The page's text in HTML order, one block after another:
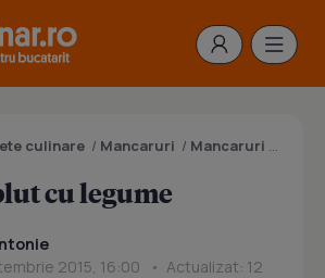
culinare / Mancaruri / Mancaruri cu peste
cu legume
2015, 16:00 • Actualizat: 12